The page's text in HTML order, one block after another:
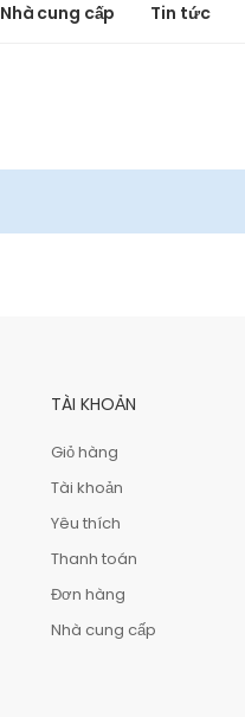
Nhà cung cấp Tin tức
TÀI KHOẢN
Giỏ hàng
Tài khoản
Yêu thích
Thanh toán
Đơn hàng
Nhà cung cấp